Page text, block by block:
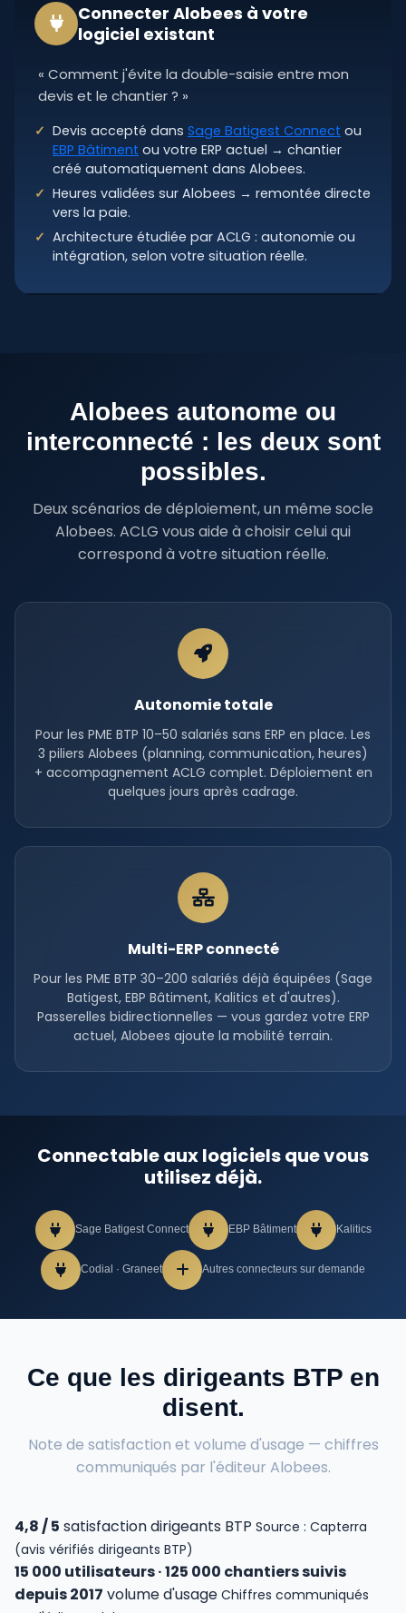
Connecter Alobees à votre
logiciel existant
« Comment j'évite la double-saisie entre mon
devis et le chantier ? »
Devis accepté dans Sage Batigest Connect ou
EBP Bâtiment ou votre ERP actuel → chantier
créé automatiquement dans Alobees.
Heures validées sur Alobees → remontée directe
vers la paie.
Architecture étudiée par ACLG : autonomie ou
intégration, selon votre situation réelle.
Alobees autonome ou
interconnecté : les deux sont
possibles.
Deux scénarios de déploiement, un même socle
Alobees. ACLG vous aide à choisir celui qui
correspond à votre situation réelle.
Autonomie totale
Pour les PME BTP 10–50 salariés sans ERP en place. Les
3 piliers Alobees (planning, communication, heures)
+ accompagnement ACLG complet. Déploiement en
quelques jours après cadrage.
Multi-ERP connecté
Pour les PME BTP 30–200 salariés déjà équipées (Sage
Batigest, EBP Bâtiment, Kalitics et d'autres).
Passerelles bidirectionnelles — vous gardez votre ERP
actuel, Alobees ajoute la mobilité terrain.
Connectable aux logiciels que vous
utilisez déjà.
Sage Batigest Connect EBP Bâtiment Kalitics
Codial · Graneet Autres connecteurs sur demande
Ce que les dirigeants BTP en
disent.
Note de satisfaction et volume d'usage — chiffres
communiqués par l'éditeur Alobees.
4,8 / 5 satisfaction dirigeants BTP Source : Capterra
(avis vérifiés dirigeants BTP)
15 000 utilisateurs · 125 000 chantiers suivis
depuis 2017 volume d'usage Chiffres communiqués